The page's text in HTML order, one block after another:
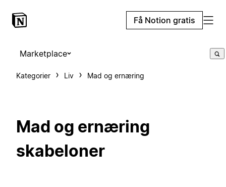
Få Notion gratis
Marketplace
Kategorier Liv Mad og ernæring
Mad og ernæring
skabeloner